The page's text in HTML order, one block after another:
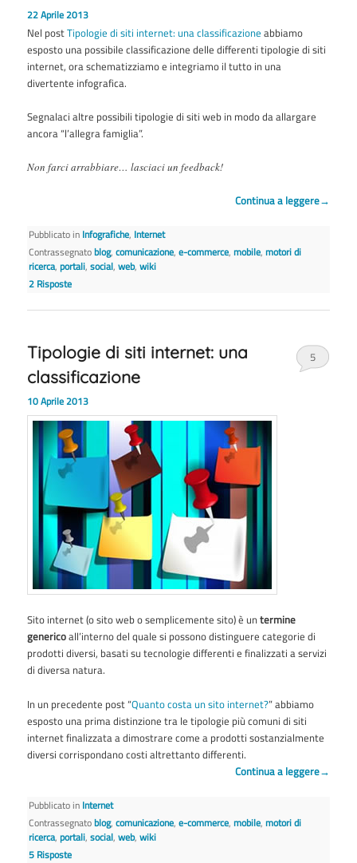
22 Aprile 2013
Nel postTipologie di siti internet: una classificazioneabbiamo
esposto una possibile classificazione delle differenti tipologie di siti
internet, ora schematizziamo e integriamo il tutto in una
divertente infografica.
Segnalaci altre possibili tipologie di siti web in modo da allargare
ancora “l’allegra famiglia”.
Non farci arrabbiare… lasciaci un feedback!
Continua a leggere→
Pubblicato inInfografiche, Internet
Contrassegnatoblog,comunicazione,e-commerce,mobile,motori di
ricerca,portali,social,web,wiki
2Risposte
Tipologie di siti internet: una
classificazione
10 Aprile 2013
5
Sito internet (o sito web o semplicemente sito) è untermine
genericoall’interno del quale si possono distinguere categorie di
prodotti diversi, basati su tecnologie differenti e finalizzati a servizi
di diversa natura.
In un precedente post “Quanto costa un sito internet?” abbiamo
esposto una prima distinzione tra le tipologie più comuni di siti
internet finalizzata a dimostrare come a prodotti sostanzialmente
diversi corrispondano costi altrettanto differenti.
Continua a leggere→
Pubblicato inInternet
Contrassegnatoblog,comunicazione,e-commerce,mobile,motori di
ricerca,portali,social,web,wiki
5Risposte